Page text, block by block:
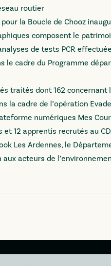
routier
la Boucle de Chooz
composent le
de tests PCR
le cadre du Programme
traités dont 162 concernant
la cadre de l’opération
numériques Mes
et 12 apprentis recrutés au
Les Ardennes, le
acteurs de